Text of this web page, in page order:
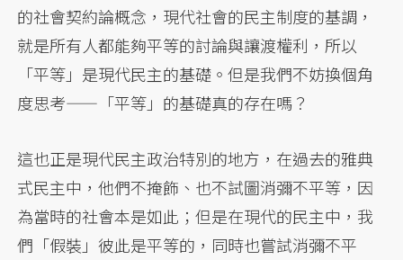
的社會契約論概念，現代社會的民主制度的基調，
就是所有人都能夠平等的討論與讓渡權利，所以
「平等」是現代民主的基礎。但是我們不妨換個角
度思考——「平等」的基礎真的存在嗎？
這也正是現代民主政治特別的地方，在過去的雅典
式民主中，他們不掩飾、也不試圖消彌不平等，因
為當時的社會本是如此；但是在現代的民主中，我
們「假裝」彼此是平等的，同時也嘗試消彌不平